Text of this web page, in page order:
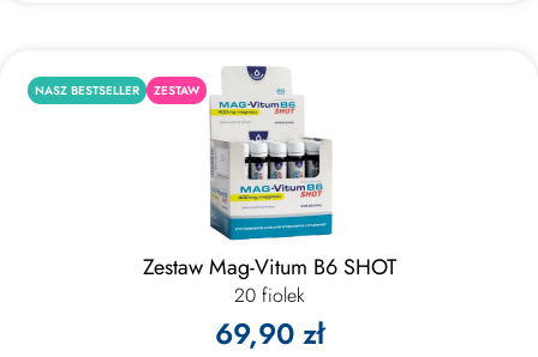
NASZ BESTSELLER ZESTAW
Zestaw Mag-Vitum B6 SHOT
20 fiolek
69,90 zł